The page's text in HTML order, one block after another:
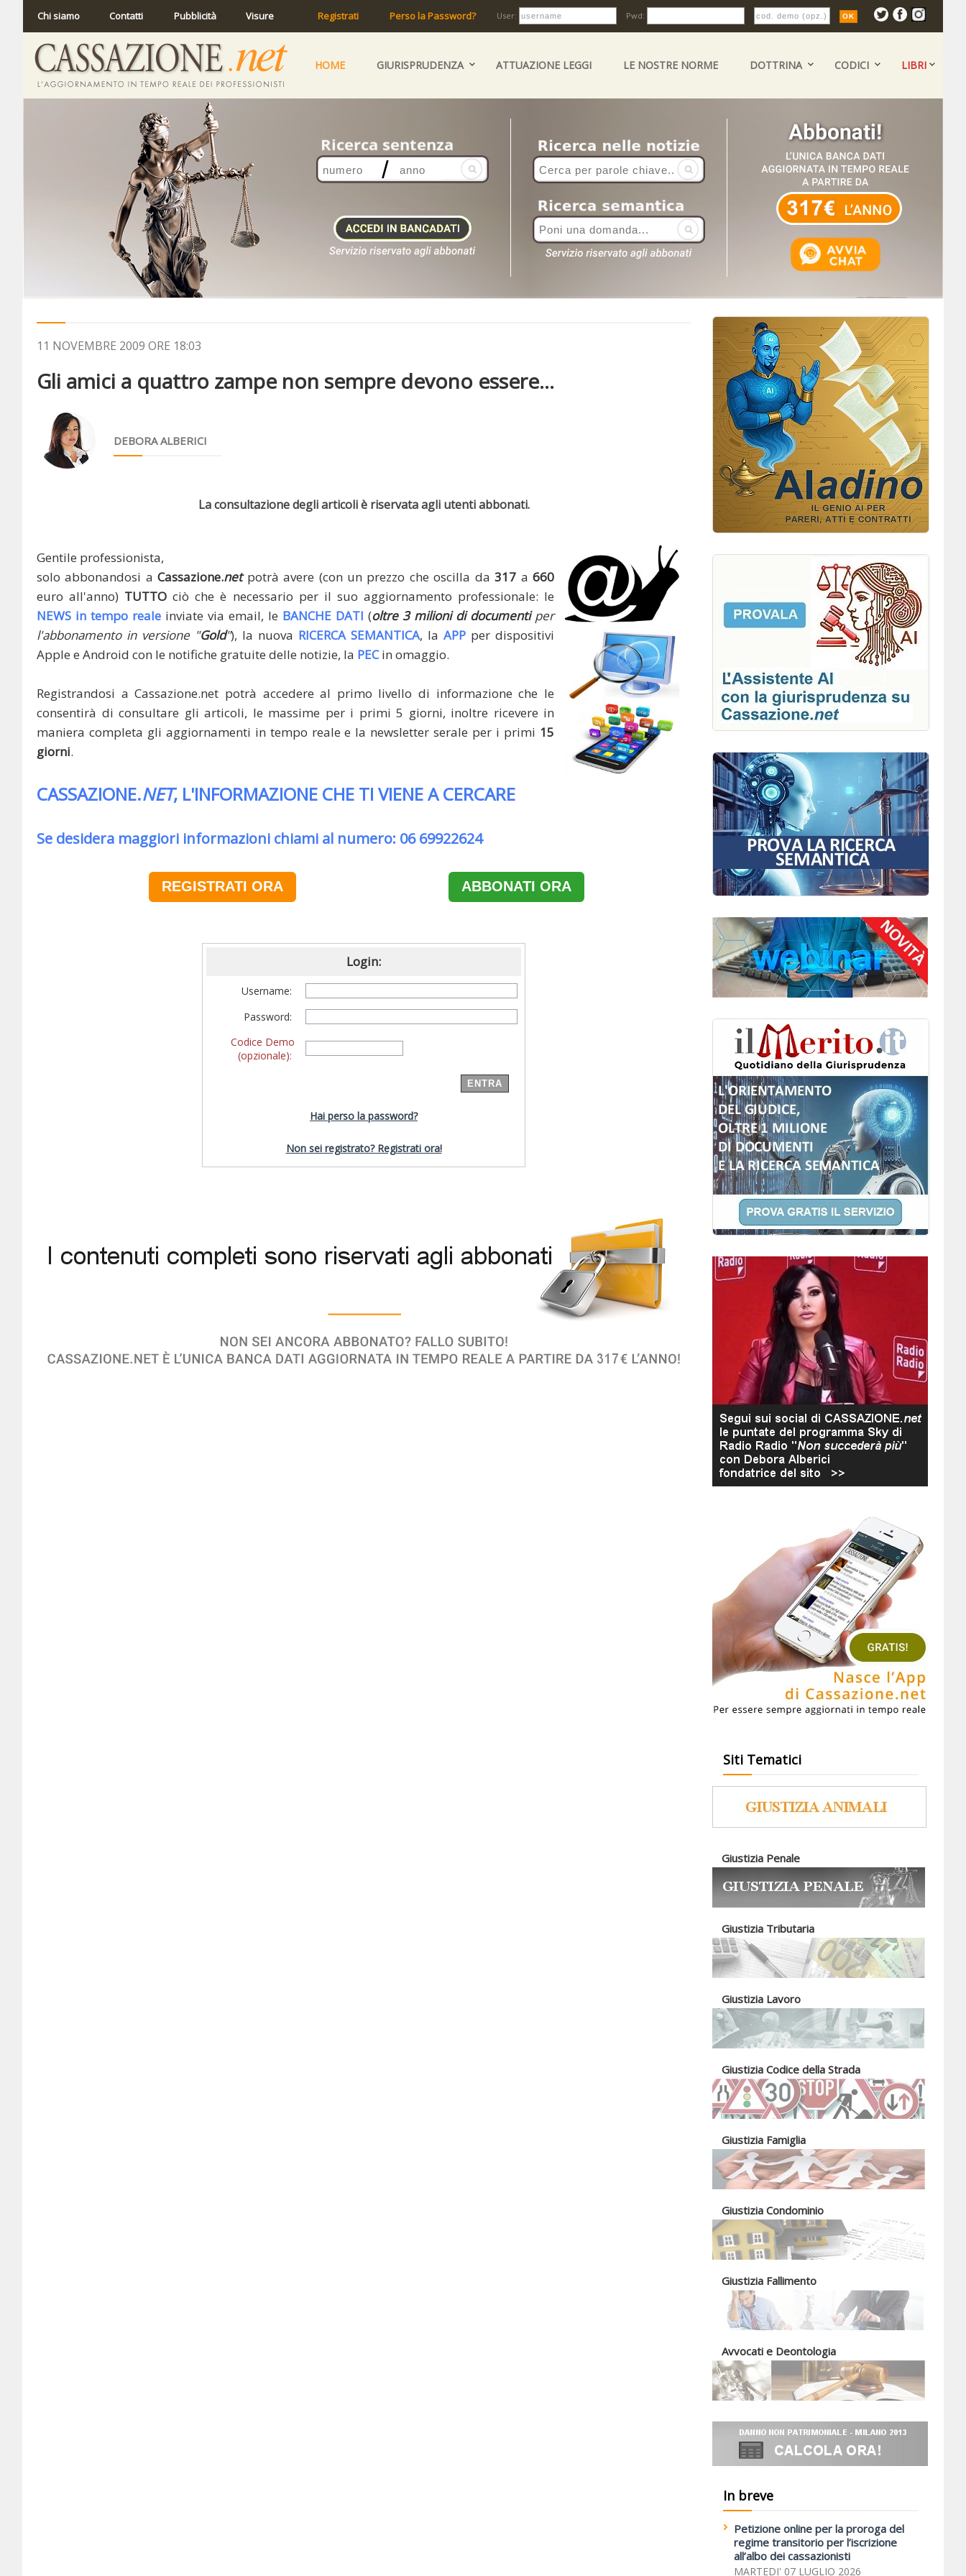
Chi siamo Contatti Pubblicità Visure Registrati Perso la Password? User: Pwd:
HOME GIURISPRUDENZA ATTUAZIONE LEGGI LE NOSTRE NORME DOTTRINA CODICI LIBRI
11 NOVEMBRE 2009 ORE 18:03
Gli amici a quattro zampe non sempre devono essere...
DEBORA ALBERICI
La consultazione degli articoli è riservata agli utenti abbonati.
Gentile professionista,
solo abbonandosi aCassazione.netpotrà avere (con un prezzo che oscilla da317 a660
euro all'anno) TUTTO ciò che è necessario per il suo aggiornamento professionale: le
NEWS in tempo reale inviate via email, le BANCHE DATI (oltre 3 milioni di documentiper
l'abbonamento in versione "Gold"), la nuova RICERCA SEMANTICA, la APP per dispositivi
Apple e Android con le notifiche gratuite delle notizie, la PECin omaggio.
Registrandosi a Cassazione.net potrà accedere al primo livello di informazione che le
consentirà di consultare gli articoli, le massime per i primi 5 giorni, inoltre ricevere in
maniera completa gli aggiornamenti in tempo reale e la newsletter serale per i primi 15
giorni.
CASSAZIONE.NET, L'INFORMAZIONE CHE TI VIENE A CERCARE
Se desidera maggiori informazioni chiami al numero: 06 69922624
REGISTRATI ORA ABBONATI ORA
Login:
Username:
Password:
Codice Demo
(opzionale):
Hai perso la password?
Non sei registrato? Registrati ora!
Siti Tematici
Giustizia Penale
Giustizia Tributaria
Giustizia Lavoro
Giustizia Codice della Strada
Giustizia Famiglia
Giustizia Condominio
Giustizia Fallimento
Avvocati e Deontologia
In breve
Petizione online per la proroga del
regime transitorio per l’iscrizione
all’albo dei cassazionisti
MARTEDI' 07 LUGLIO 2026